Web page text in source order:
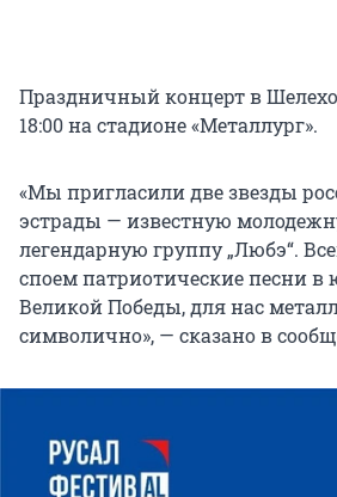
Праздничный концерт в
18:00 на стадионе «Металлург».
«Мы пригласили две звезды
эстрады — известную
легендарную группу „Любэ“.
споем патриотические песни
Великой Победы, для нас
символично», — сказано в